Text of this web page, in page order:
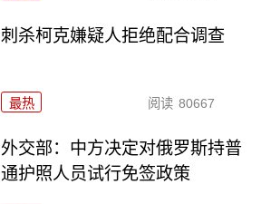
刺杀柯克嫌疑人拒绝配合调查
最热 阅读 80667
外交部：中方决定对俄罗斯持普
通护照人员试行免签政策